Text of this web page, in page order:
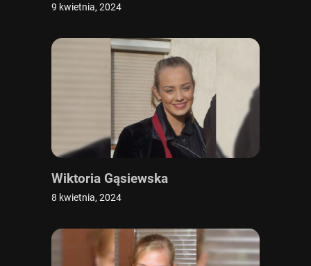
9 kwietnia, 2024
Wiktoria Gąsiewska
8 kwietnia, 2024